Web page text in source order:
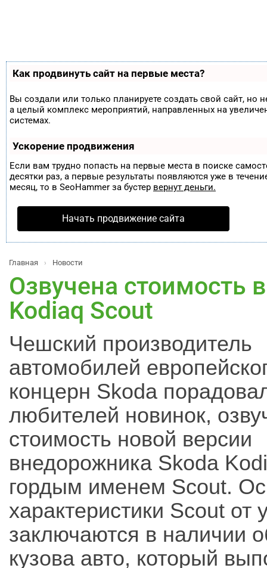
Как продвинуть сайт на первые места?
Вы создали или только планируете создать свой сайт, но
а целый комплекс мероприятий, направленных на
системах.
Ускорение продвижения
Если вам трудно попасть на первые места в поиске
десятки раз, а первые результаты появляются уже в
месяц, то в SeoHammer за бустер вернут деньги.
Начать продвижение сайта
Главная › Новости
Озвучена стоимость
Kodiaq Scout
Чешский производитель
автомобилей
концерн Skoda
любителей новинок,
стоимость новой версии
внедорожника Skoda
гордым именем Scout.
характеристики Scout от
заключаются в наличии
кузова авто, который